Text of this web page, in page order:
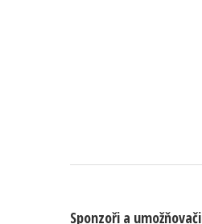
Sponzoři a umožňovači